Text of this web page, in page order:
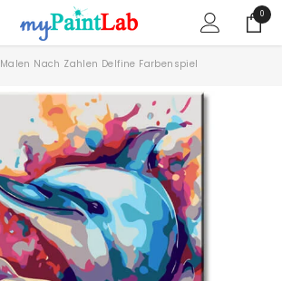
00
Artikel
Malen Nach Zahlen Delfine Farbenspiel